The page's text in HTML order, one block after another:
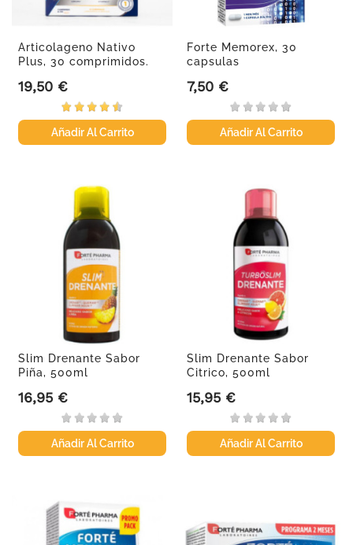
Articolageno Nativo
Plus, 30 comprimidos.
Precio
19,50 €
Añadir Al Carrito
Forte Memorex, 30
capsulas
Precio
7,50 €
Añadir Al Carrito
Slim Drenante Sabor
Piña, 500ml
Precio
16,95 €
Añadir Al Carrito
Slim Drenante Sabor
Citrico, 500ml
Precio
15,95 €
Añadir Al Carrito